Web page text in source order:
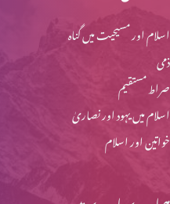
اسلام اور مسیحیت میں گناہ
ذمی
صراط مستقیم
اسلام میں یہود اور نصاریٰ
خواتین اور اسلام